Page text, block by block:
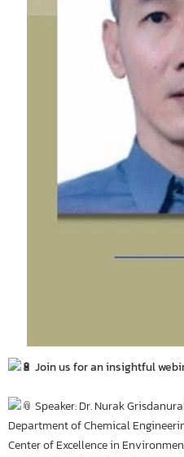
Join us for an insightful
Speaker: Dr. Nurak
Department of Chemical
Center of Excellence in